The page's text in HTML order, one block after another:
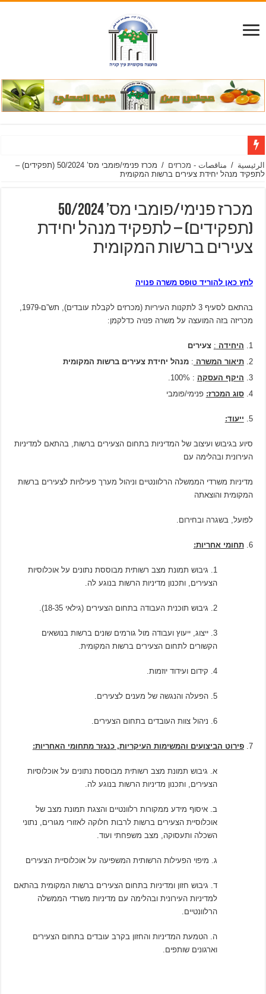
الرئيسية / مناقصات - מכרזים /
מכרז פנימי/פומבי מס’ 50/2024 (תפקידים) –
לתפקיד מנהל יחידת צעירים ברשות המקומית
מכרז פנימי/פומבי מס’ 50/2024
(תפקידים) – לתפקיד מנהל יחידת
צעירים ברשות המקומית
לחץ כאן להוריד טופס משרה פנויה
מכריזה בזה המועצה על משרה פנויה כדלקמן:
היחידה : צעירים
תיאור המשרה :מנהל יחידת צעירים ברשות המקומית
היקף העסקה : 100%.
סוג המכרז: פנימי/פומבי
ייעוד:
סיוע בגיבוש ועיצוב של המדיניות בתחום הצעירים ברשות, בהתאם למדיניות
העירונית ובהלימה עם
מדיניות משרדי הממשלה הרלוונטיים וניהול מערך פעילויות לצעירים ברשות
המקומית והוצאתה
לפועל, בשגרה ובחירום.
תחומי אחריות:
1. גיבוש תמונת מצב רשותית מבוססת נתונים על אוכלוסיות
הצעירים, ותכנון מדיניות הרשות בנוגע לה.
2. גיבוש תוכנית העבודה בתחום הצעירים (גילאי 18-35).
3. ייצוג, ייעוץ ועבודה מול גורמים שונים ברשות בנושאים
הקשורים לתחום הצעירים ברשות המקומית.
4. קידום ועידוד יוזמות.
5. הפעלה והנגשה של מענים לצעירים.
6. ניהול צוות העובדים בתחום הצעירים.
פירוט הביצועים והמשימות העיקריות, כנגזר מתחומי האחריות:
א. גיבוש תמונת מצב רשותית מבוססת נתונים על אוכלוסיות
הצעירים, ותכנון מדיניות הרשות בנוגע לה.
ב. איסוף מידע ממקורות רלוונטיים והצגת תמונת מצב של
אוכלוסיית הצעירים ברשות לרבות חלוקה לאזורי מגורים, נתוני
השכלה ותעסוקה, מצב משפחתי ועוד.
ג. מיפוי הפעילות הרשותית המשפיעה על אוכלוסיית הצעירים
ד. גיבוש חזון ומדיניות בתחום הצעירים ברשות המקומית בהתאם
למדיניות העירונית ובהלימה עם מדיניות משרדי הממשלה
הרלוונטיים.
ה. הטמעת המדיניות והחזון בקרב עובדים בתחום הצעירים
וארגונים שותפים.